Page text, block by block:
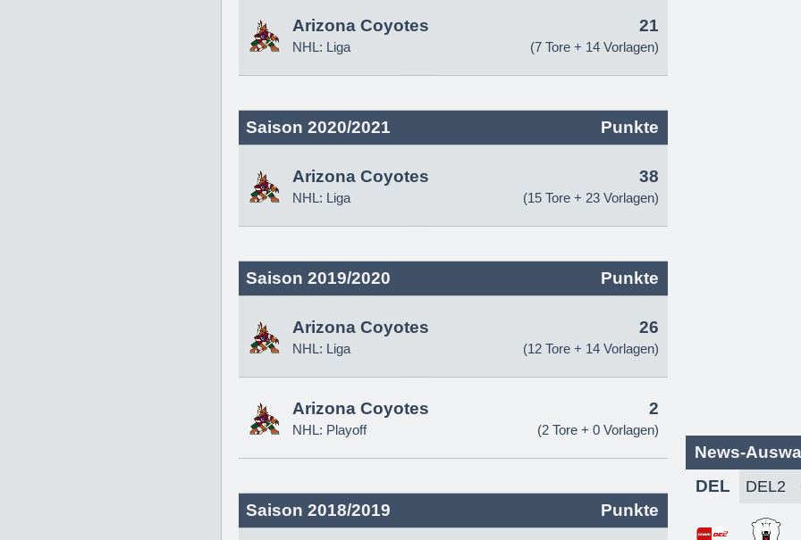
Arizona Coyotes
NHL: Liga
21
(7 Tore + 14 Vorlagen)
Saison 2020/2021 Punkte
Arizona Coyotes
NHL: Liga
38
(15 Tore + 23 Vorlagen)
Saison 2019/2020 Punkte
Arizona Coyotes
NHL: Liga
26
(12 Tore + 14 Vorlagen)
Arizona Coyotes
NHL: Playoff
2
(2 Tore + 0 Vorlagen)
Saison 2018/2019 Punkte
News-
DEL